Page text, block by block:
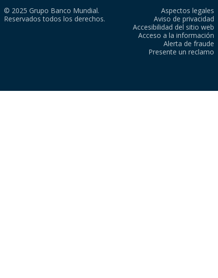
© 2025 Grupo Banco Mundial.
Reservados todos los derechos.
Aspectos legales
Aviso de privacidad
Accesibilidad del sitio web
Acceso a la información
Alerta de fraude
Presente un reclamo